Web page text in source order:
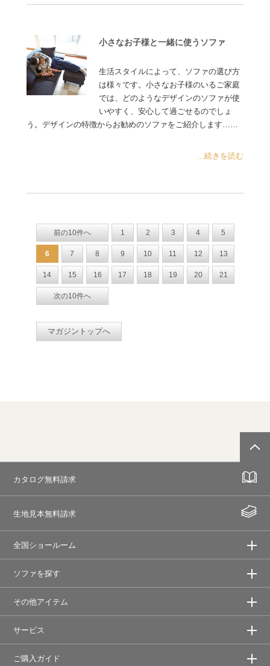
小さなお子様と一緒に使うソファ
生活スタイルによって、ソファの選び方
は様々です。小さなお子様のいるご家庭
では、どのようなデザインのソファが使
いやすく、安心して過ごせるのでしょ
う。デザインの特徴からお勧めのソファをご紹介します……
...続きを読む
前の10件へ 1 2 3 4 5
6 7 8 9 10 11 12 13
14 15 16 17 18 19 20 21
次の10件へ
マガジントップへ
カタログ無料請求
生地見本無料請求
全国ショールーム
ソファを探す
その他アイテム
サービス
ご購入ガイド